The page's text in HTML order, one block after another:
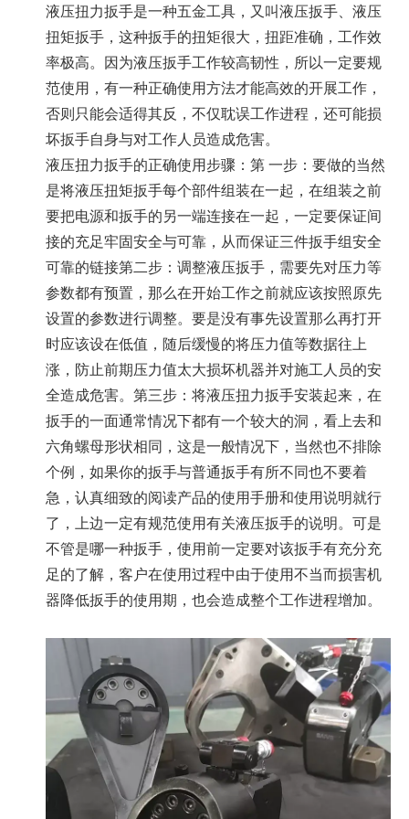
液压扭力扳手是一种五金工具，又叫液压扳手、 液压
扭矩扳手，这种扳手的扭矩很大，扭距准确，工作效
率极高。因为液压扳手工作较高韧性，所以一定要规
范使用，有一种正确使用方法才能高效的开展工作，
否则只能会适得其反，不仅耽误工作进程，还可能损
坏扳手自身与对工作人员造成危害。
液压扭力扳手的正确使用步骤：第 一步：要做的当然
是将液压扭矩扳手每个部件组装在一起，在组装之前
要把电源和扳手的另一端连接在一起，一定要保证间
接的充足牢固安全与可靠，从而保证三件扳手组安全
可靠的链接第二步：调整液压扳手，需要先对压力等
参数都有预置，那么在开始工作之前就应该按照原先
设置的参数进行调整。要是没有事先设置那么再打开
时应该设在低值，随后缓慢的将压力值等数据往上
涨，防止前期压力值太大损坏机器并对施工人员的安
全造成危害。第三步：将液压扭力扳手安装起来，在
扳手的一面通常情况下都有一个较大的洞，看上去和
六角螺母形状相同，这是一般情况下，当然也不排除
个例，如果你的扳手与普通扳手有所不同也不要着
急，认真细致的阅读产品的使用手册和使用说明就行
了，上边一定有规范使用有关液压扳手的说明。可是
不管是哪一种扳手，使用前一定要对该扳手有充分充
足的了解，客户在使用过程中由于使用不当而损害机
器降低扳手的使用期，也会造成整个工作进程增加。